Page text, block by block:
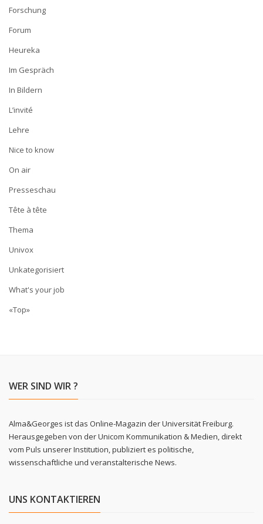
Forschung
Forum
Heureka
Im Gespräch
In Bildern
L’invité
Lehre
Nice to know
On air
Presseschau
Tête à tête
Thema
Univox
Unkategorisiert
What's your job
«Top»
WER SIND WIR ?
Alma&Georges ist das Online-Magazin der Universität Freiburg.
Herausgegeben von der Unicom Kommunikation & Medien, direkt
vom Puls unserer Institution, publiziert es politische,
wissenschaftliche und veranstalterische News.
UNS KONTAKTIEREN